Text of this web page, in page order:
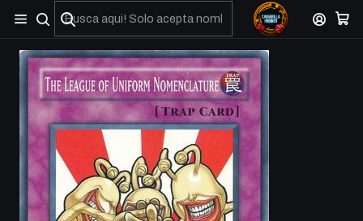
No olviden reportar sus depositos y transferencias por Whatsapp